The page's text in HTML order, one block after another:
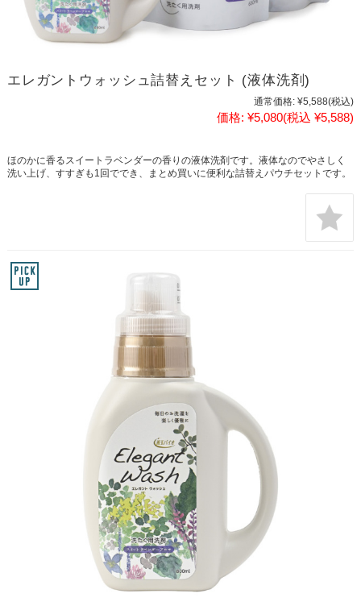
エレガントウォッシュ詰替えセット (液体洗剤)
通常価格: ¥5,588(税込)
価格: ¥5,080(税込 ¥5,588)
ほのかに香るスイートラベンダーの香りの液体洗剤です。液体なのでやさしく
洗い上げ、すすぎも1回ででき、まとめ買いに便利な詰替えパウチセットです。